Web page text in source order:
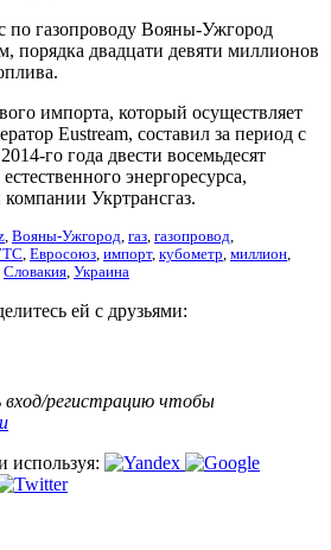
по газопроводу Вояны-Ужгород
порядка двадцати девяти миллионов
импорта, который осуществляет
Eustream, составил за период с
го года двести восемьдесят
энергоресурса,
Укртрансгаз.
, Вояны-Ужгород, газ, газопровод,
, Евросоюз, импорт, кубометр, миллион,
Словакия, Украина
ей с друзьями:
регистрацию чтобы
используя: